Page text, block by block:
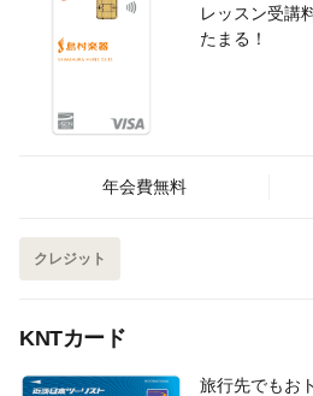
レッスン受講
たまる！
年会費無料
クレジット
KNTカード
旅行先でもお